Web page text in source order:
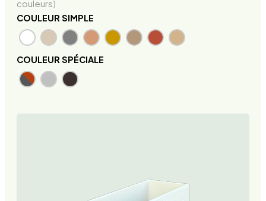
couleurs)
COULEUR SIMPLE
COULEUR SPÉCIALE